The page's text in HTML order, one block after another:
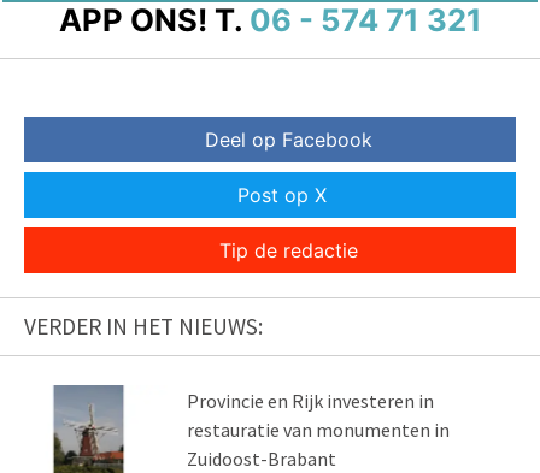
APP ONS! T. 06 - 574 71 321
Deel op Facebook
Post op X
Tip de redactie
VERDER IN HET NIEUWS:
Provincie en Rijk investeren in
restauratie van monumenten in
Zuidoost-Brabant